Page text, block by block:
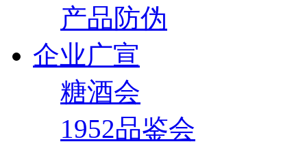
产品防伪
企业广宣
糖酒会
1952品鉴会